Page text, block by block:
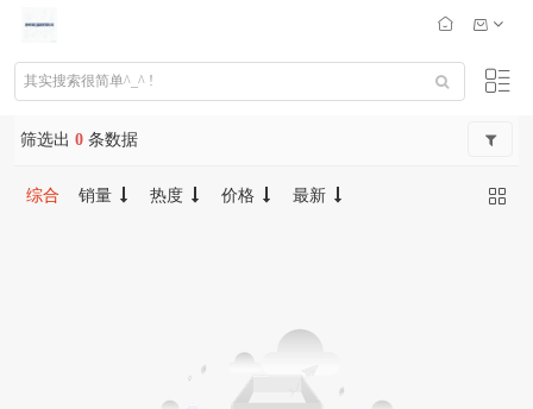
筛选出 0 条数据
综合 销量 热度 价格 最新